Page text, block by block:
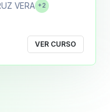
VERA +2
VER CURSO